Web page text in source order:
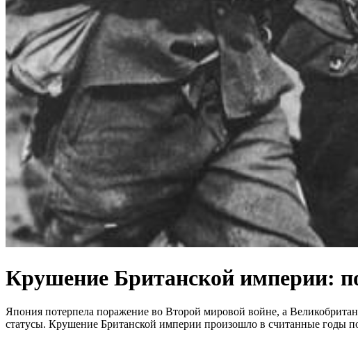
Крушение Британской империи:
Япония потерпела поражение во Второй мировой войне, а
статусы. Крушение Британской империи произошло в считанные